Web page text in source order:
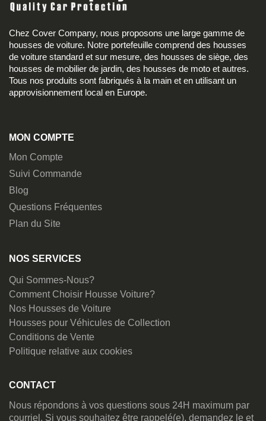
Chez Cover Company, nous proposons une large gamme de
housses de voiture. Notre portefeuille comprend des housses
de voiture standard et sur mesure, des housses de siège, des
housses de mobilier de jardin, des housses de moto et autres.
Tous nos produits sont fabriqués à la main et en utilisant un
approvisionnement local en Europe.
MON COMPTE
Mon Compte
Suivi Commande
Blog
Questions Fréquentes
Plan du Site
NOS SERVICES
Qui Sommes-Nous?
Comment Choisir Housse Voiture?
Nos Housses de Voiture
Housses pour Véhicules de Collection
Conditions de Vente
Politique relative aux cookies
CONTACT
Nous répondons à vos questions sous 24H maximum par
courriel. Si vous souhaitez être rappelé(e), demandez le et